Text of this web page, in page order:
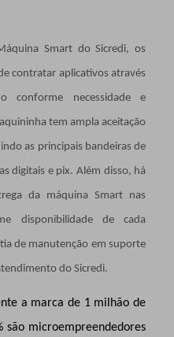
Smart do Sicredi, os
contratar aplicativos através
conforme necessidade e
tem ampla aceitação
as principais bandeiras de
digitais e pix. Além disso, há
da máquina Smart nas
disponibilidade de cada
de manutenção em suporte
do Sicredi.
a marca de 1 milhão de
são microempreendedores